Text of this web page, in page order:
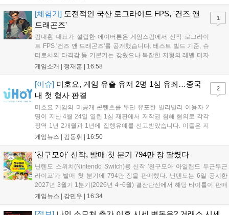
활한다. 모...
[체험기] 도전적인 국산 로그라이트 FPS, '건즈 앤
드래곤즈'
김대훤 대표가 설립한 에이버튼은 게임스컴에서 신작 로그라이
트 FPS '건즈 앤 드래곤즈'를 공개했습니다. 테스트 빌드 기준, 슈
터로서의 타격감 등 기본기는 갖췄으나 복잡한 지형의 레벨 디자
인은 개선이 필요해 보입니다. 또한, 성장 트랙의 과도한 분절과
요구됩니다. 개발사는 향후 캐릭터 추가 등을 통해 게임성을 다듬
어 경쟁력을 확보할 계획입니다....
게임소개 | 정재훈 | 16:58
1
[이슈] 미호요, 게임 유출 유저 2명 1심 유죄…중국
내 첫 형사 판결
미호요 게임의 미공개 콘텐츠를 무단 유포한 빌리빌리 이용자 2
명이 지난 4월 24일 열린 1심 재판에서 저작권 침해 혐의로 각각
징역 1년 2개월과 1년에 집행유예를 선고받았습니다. 이들은 지
난해 7월부터 원신 등 주요 게임의 영상을 유포해 60만 회 이상의
이후 중국 내 첫 형사사건임을 강조하며 향후 무단 유출에 강경
게임뉴스 | 김동휘 | 16:50
2
'친구모아' 신작, 발매 첫 분기 794만 장 팔렸다
닌텐도 스위치(Nintendo Switch)용 신작 '친구모아 아일랜드 두근두근
라이프'가 발매 첫 분기에 794만 장을 판매했다. 닌텐도는 6일 공시한
2027년 3월기 1분기(2026년 4~6월) 결산단신에서 해당 타이틀이 판매
를 크게 늘렸다고 밝혔다. 4월 16일 발매된 이 작품은 약 2개월 반 만에
게임뉴스 | 강민우 | 16:34